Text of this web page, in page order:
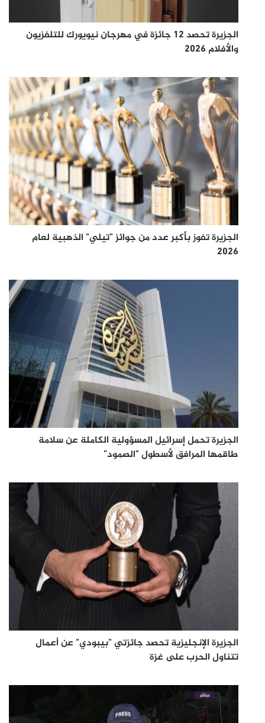
الجزيرة تحصد 12 جائزة في مهرجان نيويورك للتلفزيون
والأفلام 2026
الجزيرة تفوز بأكبر عدد من جوائز "تيلي" الذهبية لعام
2026
الجزيرة تحمل إسرائيل المسؤولية الكاملة عن سلامة
طاقمها المرافق لأسطول "الصمود"
الجزيرة الإنجليزية تحصد جائزتي "بيبودي" عن أعمال
تتناول الحرب على غزة